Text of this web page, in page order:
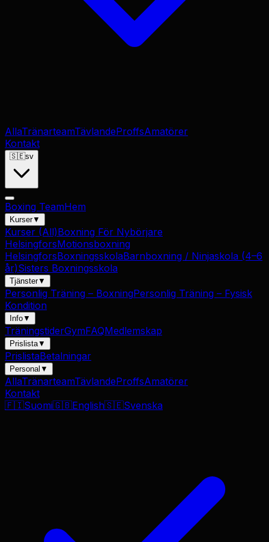
AllaTränarteamTävlandeProffsAmatörer
Kontakt
🇸🇪sv
Boxing TeamHem
Kurser▼
Kurser (All)Boxning För Nybörjare
HelsingforsMotionsboxning
HelsingforsBoxningsskolaBarnboxning / Ninjaskola (4–6
år)Sisters Boxningsskola
Tjänster▼
Personlig Träning – BoxningPersonlig Träning – Fysisk
Kondition
Info▼
TräningstiderGymFAQMedlemskap
Prislista▼
PrislistaBetalningar
Personal ▼
AllaTränarteamTävlandeProffsAmatörer
Kontakt
🇫🇮Suomi🇬🇧English🇸🇪Svenska